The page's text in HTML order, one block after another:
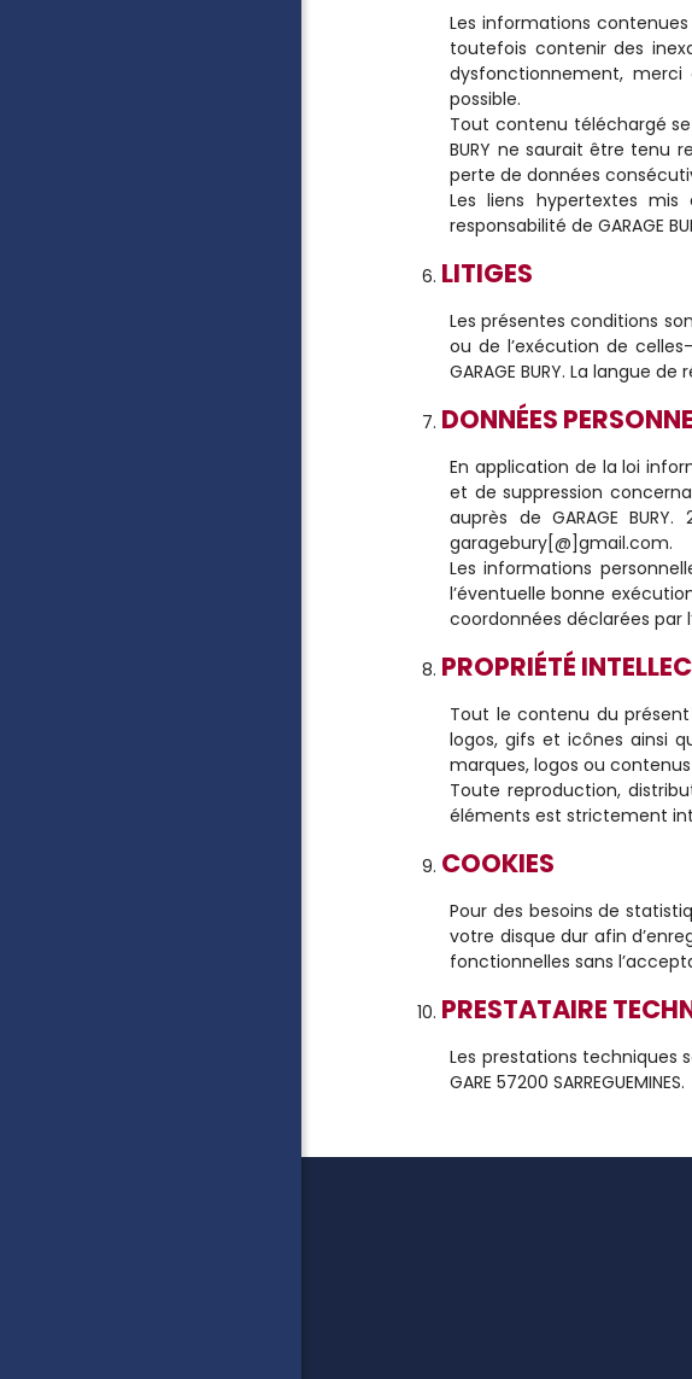
Les informations
toutefois contenir des
dysfonctionnement,
possible.
Tout contenu téléchargé se
BURY ne saurait être tenu
perte de données
Les liens hypertextes
responsabilité de GARAGE
LITIGES
Les présentes conditions
ou de l’exécution de
GARAGE BURY. La langue
DONNÉES
En application de la loi
et de suppression
auprès de GARAGE
garagebury[@]gmail.com.
Les informations
l’éventuelle bonne
coordonnées déclarées par
PROPRIÉTÉ
Tout le contenu du
logos, gifs et icônes ainsi
marques, logos ou
Toute reproduction,
éléments est strictement
COOKIES
Pour des besoins de
votre disque dur afin
fonctionnelles sans
PRESTATAIRE
Les prestations techniques
GARE 57200 SARREGUEMINES.